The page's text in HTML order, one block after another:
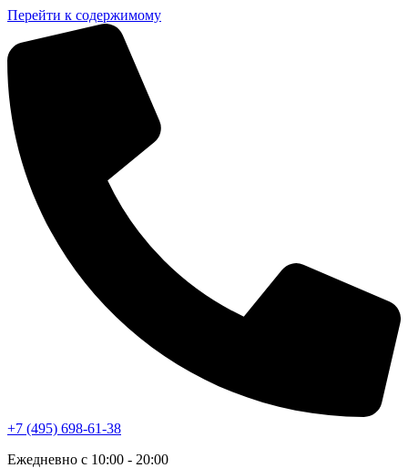
Перейти к содержимому
+7 (495) 698-61-38
Ежедневно с 10:00 - 20:00